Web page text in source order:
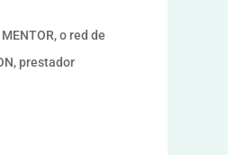
o red de
prestador